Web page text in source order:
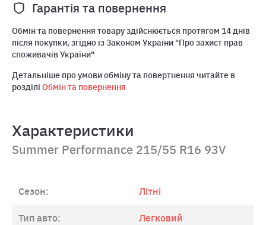
Гарантія та повернення
Обмін та повернення товару здійснюється протягом 14 днів
після покупки, згідно із Законом України "Про захист прав
споживачів України"
Детальніше про умови обміну та повертнення читайте в
розділі Обмін та повернення
Характеристики
Summer Performance 215/55 R16 93V
Сезон: Літні
Тип авто: Легковий